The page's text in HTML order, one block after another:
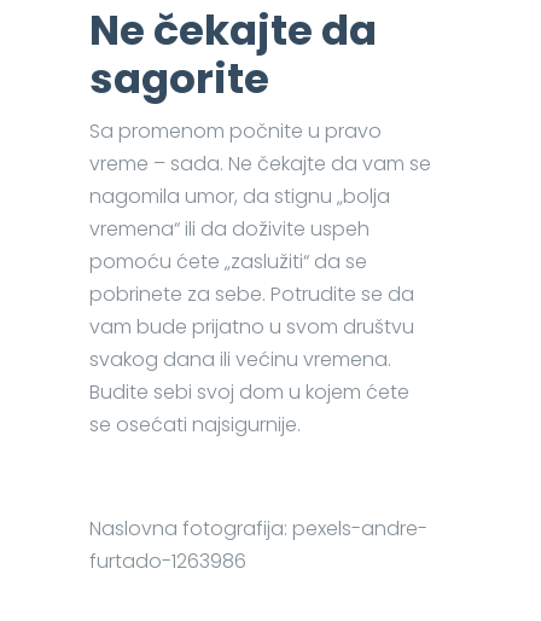
Ne čekajte da
sagorite
Sa promenom počnite u pravo
vreme – sada. Ne čekajte da vam se
nagomila umor, da stignu „bolja
vremena“ ili da doživite uspeh
pomoću ćete „zaslužiti“ da se
pobrinete za sebe. Potrudite se da
vam bude prijatno u svom društvu
svakog dana ili većinu vremena.
Budite sebi svoj dom u kojem ćete
se osećati najsigurnije.
Naslovna fotografija: pexels-andre-
furtado-1263986